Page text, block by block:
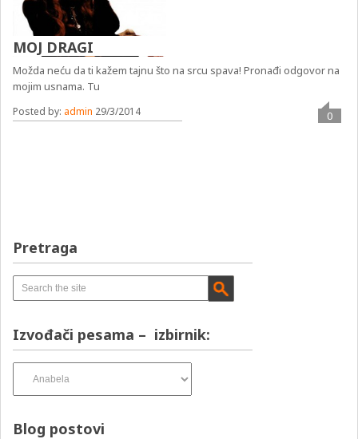
MOJ DRAGI
Možda neću da ti kažem tajnu što na srcu spava! Pronađi odgovor na
mojim usnama. Tu
Posted by: admin 29/3/2014 0
Pretraga
Izvođači pesama – izbirnik:
pesama
Blog postovi